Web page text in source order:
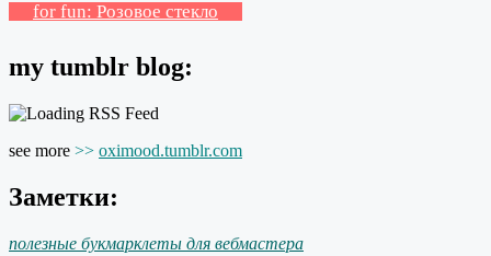
for fun: Розовое стекло
my tumblr blog:
see more >> oximood.tumblr.com
Заметки:
полезные букмарклеты для вебмастера